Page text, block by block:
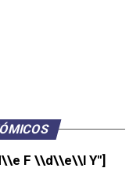
F \\d\\e\\l Y"]